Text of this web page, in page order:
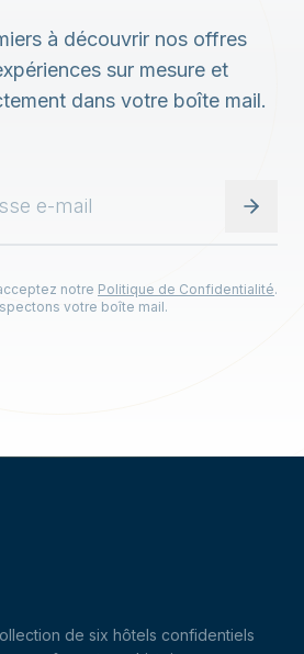
à découvrir nos offres
sur mesure et
dans votre boîte mail.
notre Politique de Confidentialité.
votre boîte mail.
de six hôtels confidentiels